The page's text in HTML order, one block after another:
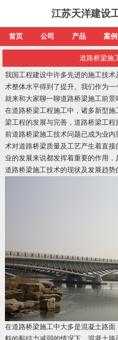
江苏天洋建设
首页 公司 产品 案例
道路桥梁施
我国工程建设中许多先进的施工技
术整体水平得到了提升。我们作为
就来和大家聊一聊道路桥梁施工前景
在道路桥梁工程施工中，诸多新型
梁工程的发展与完善，道路桥梁工程
前道路桥梁施工技术问题已成为业
术对道路桥梁质量及工艺产生着直
业的发展来说都发挥着重要的作用
道路桥梁施工技术的现状及发展趋势
在道路桥梁施工中大多是混凝土路